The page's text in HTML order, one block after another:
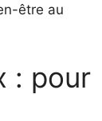
être au
: pour